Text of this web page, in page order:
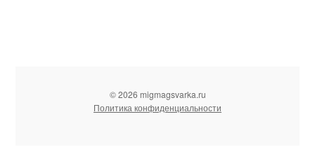
© 2026 migmagsvarka.ru
Политика конфиденциальности